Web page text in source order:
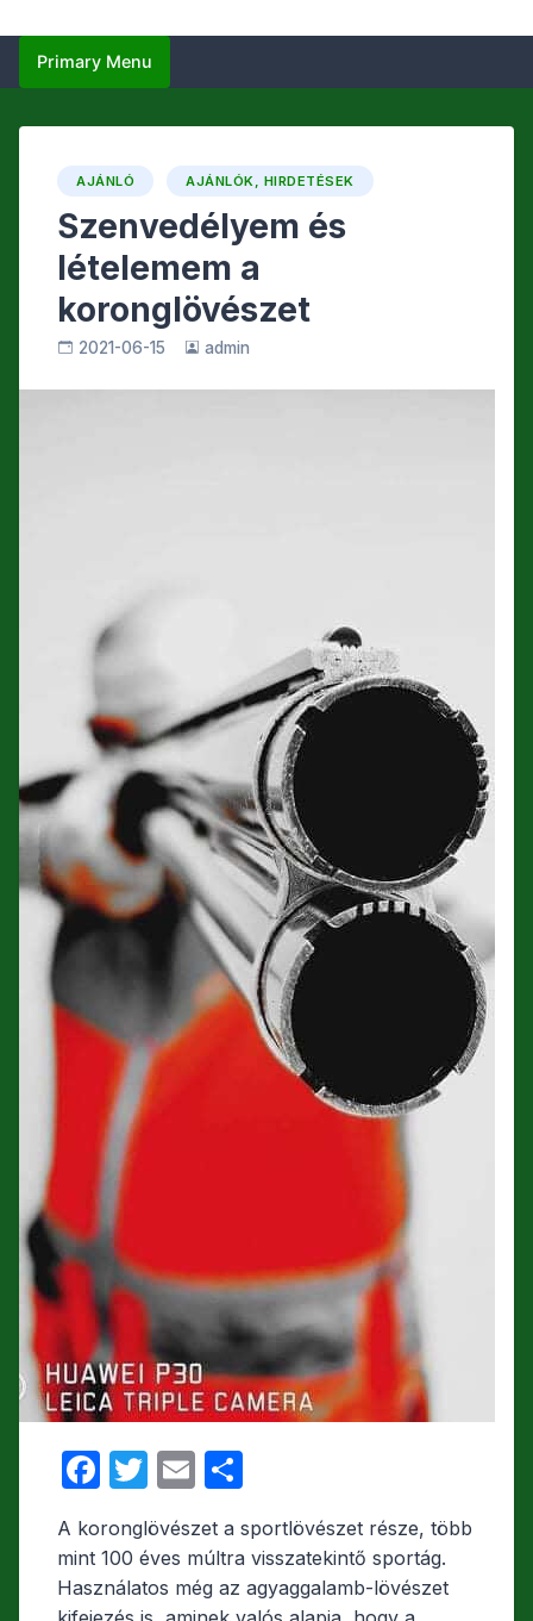
Primary Menu
AJÁNLÓ AJÁNLÓK, HIRDETÉSEK
Szenvedélyem és
lételemem a
koronglövészet
2021-06-15 admin
F
c
e
T
w
itt
er
E
ail s
z
A koronglövészet a sportlövészet része, több
mint 100 éves múltra visszatekintő sportág.
Használatos még az agyaggalamb-lövészet